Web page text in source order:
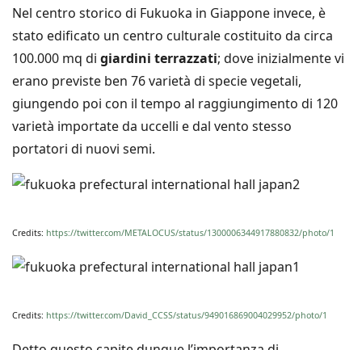
Nel centro storico di Fukuoka in Giappone invece, è
stato edificato un centro culturale costituito da circa
100.000 mq di giardini terrazzati; dove inizialmente vi
erano previste ben 76 varietà di specie vegetali,
giungendo poi con il tempo al raggiungimento di 120
varietà importate da uccelli e dal vento stesso
portatori di nuovi semi.
Credits: https://twitter.com/METALOCUS/status/1300006344917880832/photo/1
Credits: https://twitter.com/David_CCSS/status/949016869004029952/photo/1